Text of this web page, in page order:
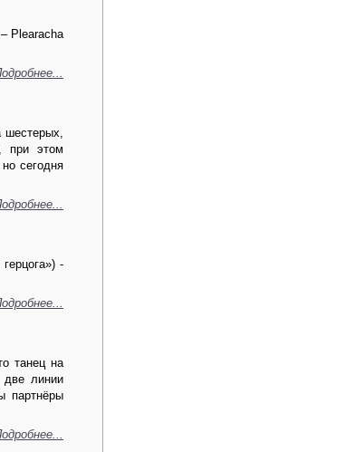
Plearacha
шестерых,
при этом
сегодня
-
танец на
линии
партнёры